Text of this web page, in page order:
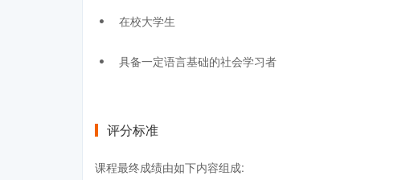
在校大学生
具备一定语言基础的社会学习者
评分标准
课程最终成绩由如下内容组成: